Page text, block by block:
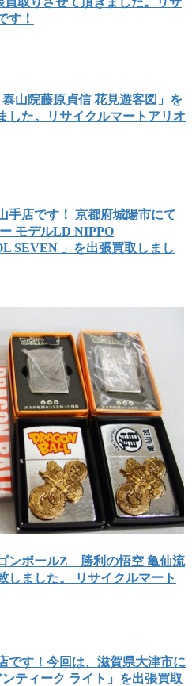
す！
山院藤原貞信 花見遊客図」を
した。リサイクルマートアリオ
手店です！ 京都府城陽市にて
モデルLD NIPPO
SEVEN 」を出張買取しまし
ンボールZ 勝利の悟空 亀仙流
しました。 リサイクルマート
です！今回は、滋賀県大津市に
ティーク ライト」を出張買取